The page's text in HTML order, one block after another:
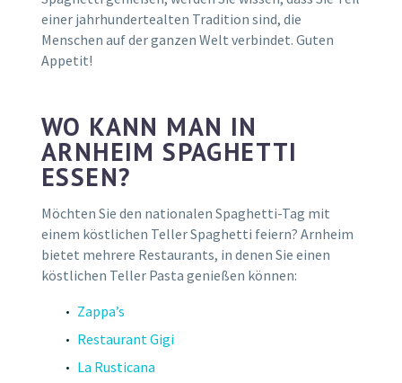
einer jahrhundertealten Tradition sind, die
Menschen auf der ganzen Welt verbindet. Guten
Appetit!
WO KANN MAN IN
ARNHEIM SPAGHETTI
ESSEN?
Möchten Sie den nationalen Spaghetti-Tag mit
einem köstlichen Teller Spaghetti feiern? Arnheim
bietet mehrere Restaurants, in denen Sie einen
köstlichen Teller Pasta genießen können:
Zappa’s
Restaurant Gigi
La Rusticana